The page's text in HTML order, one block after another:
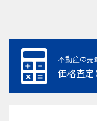
不動産の売
価格査定